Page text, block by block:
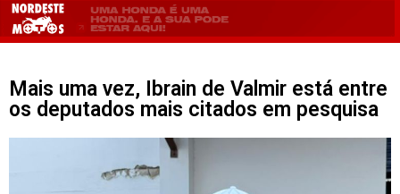
Mais uma vez, Ibrain de Valmir está entre
os deputados mais citados em pesquisa